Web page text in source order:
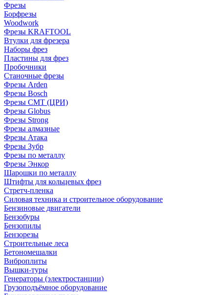
Фрезы
Борфрезы
Woodwork
Фрезы KRAFTOOL
Втулки для фрезера
Наборы фрез
Пластины для фрез
Пробочники
Станочные фрезы
Фрезы Arden
Фрезы Bosch
Фрезы CMT (ЦРИ)
Фрезы Globus
Фрезы Strong
Фрезы алмазные
Фрезы Атака
Фрезы Зубр
Фрезы по металлу
Фрезы Энкор
Шарошки по металлу
Штифты для кольцевых фрез
Стретч-пленка
Силовая техника и строительное оборудование
Бензиновые двигатели
Бензобуры
Бензопилы
Бензорезы
Строительные леса
Бетономешалки
Виброплиты
Вышки-туры
Генераторы (электростанции)
Грузоподъёмное оборудование